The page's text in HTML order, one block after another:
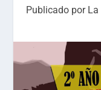
Publicado por La